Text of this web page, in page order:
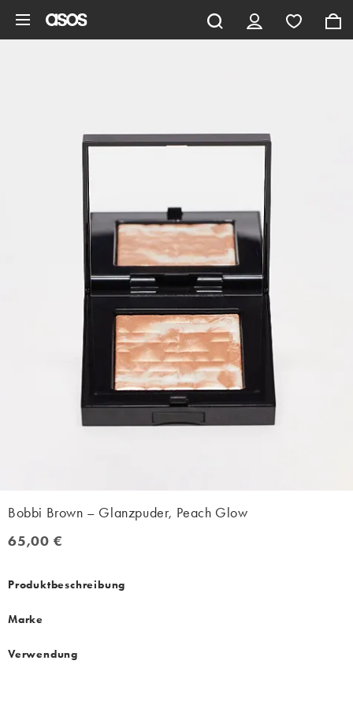
Bobbi Brown – Glanzpuder, Peach Glow
65,00 €
65,00 €
Produktbeschreibung
Marke
Verwendung